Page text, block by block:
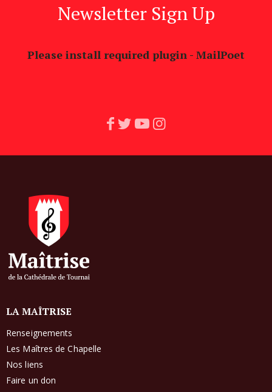
Newsletter Sign Up
Please install required plugin - MailPoet
LA MAÎTRISE
Renseignements
Les Maîtres de Chapelle
Nos liens
Faire un don